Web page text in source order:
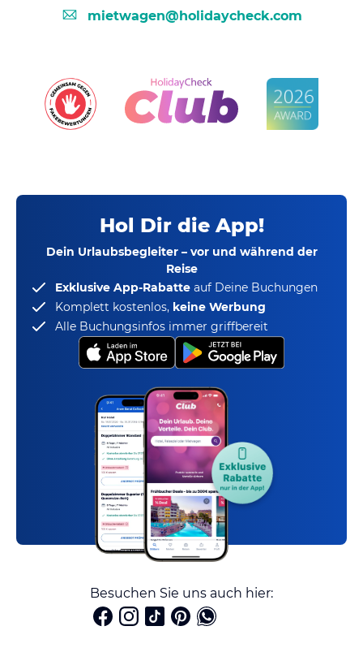
mietwagen@holidaycheck.com
Hol Dir die App!
Dein Urlaubsbegleiter – vor und während der
Reise
Exklusive App-Rabatte auf Deine Buchungen
Komplett kostenlos, keine Werbung
Alle Buchungsinfos immer griffbereit
Besuchen Sie uns auch hier: